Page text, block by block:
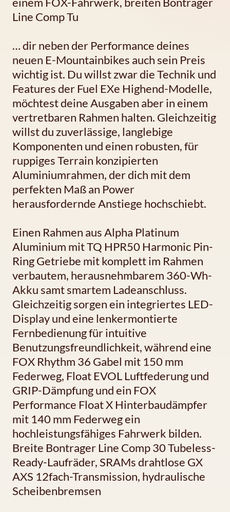
Line Comp Tu
… dir neben der Performance deines
neuen E-Mountainbikes auch sein Preis
wichtig ist. Du willst zwar die Technik und
Features der Fuel EXe Highend-Modelle,
möchtest deine Ausgaben aber in einem
vertretbaren Rahmen halten. Gleichzeitig
willst du zuverlässige, langlebige
Komponenten und einen robusten, für
ruppiges Terrain konzipierten
Aluminiumrahmen, der dich mit dem
perfekten Maß an Power
herausfordernde Anstiege hochschiebt.
Einen Rahmen aus Alpha Platinum
Aluminium mit TQ HPR50 Harmonic Pin-
Ring Getriebe mit komplett im Rahmen
verbautem, herausnehmbarem 360-Wh-
Akku samt smartem Ladeanschluss.
Gleichzeitig sorgen ein integriertes LED-
Display und eine lenkermontierte
Fernbedienung für intuitive
Benutzungsfreundlichkeit, während eine
FOX Rhythm 36 Gabel mit 150 mm
Federweg, Float EVOL Luftfederung und
GRIP-Dämpfung und ein FOX
Performance Float X Hinterbaudämpfer
mit 140 mm Federweg ein
hochleistungsfähiges Fahrwerk bilden.
Breite Bontrager Line Comp 30 Tubeless-
Ready-Laufräder, SRAMs drahtlose GX
AXS 12fach-Transmission, hydraulische
Scheibenbremsen